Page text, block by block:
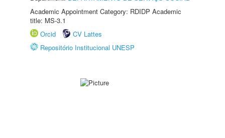
Academic Appointment Category: RDIDP Academic
title: MS-3.1
Orcid
CV Lattes
Repositório Institucional UNESP